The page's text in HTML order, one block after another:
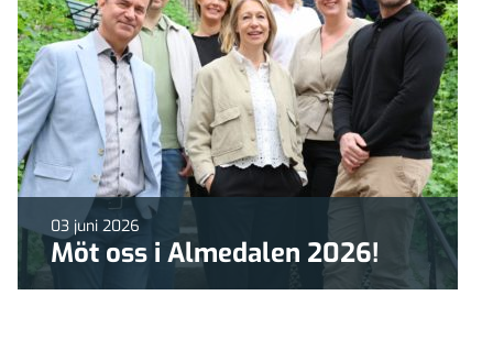
03 juni 2026
Möt oss i Almedalen 2026!